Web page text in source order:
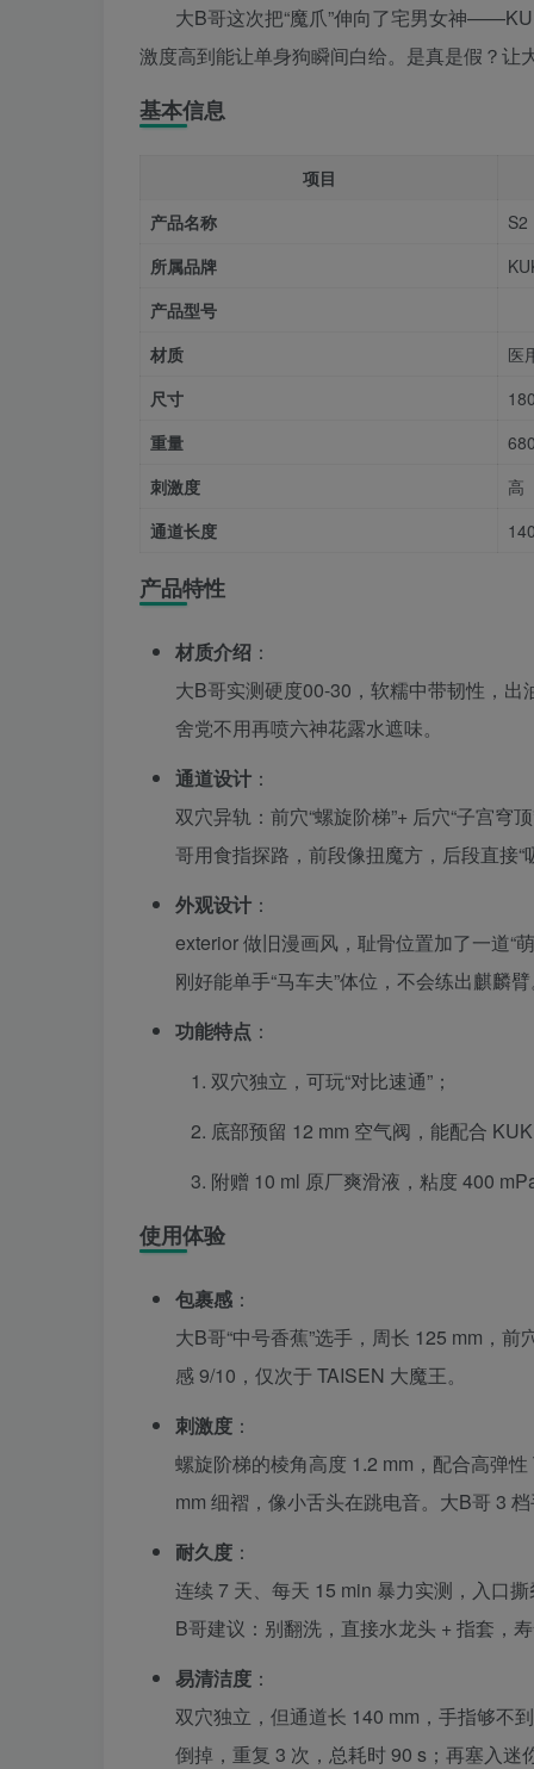
大B哥这次把“魔爪”伸向了宅男女神
激度高到能让单身狗瞬间白给。是真是假？让
基本信息
项目
产品名称
S2
所属品牌
产品型号
材质
医
尺寸
重量
刺激度
高
通道长度
产品特性
材质介绍 ：
大B哥实测硬度00-30，软糯中带韧性，
舍党不用再喷六神花露水遮味。
通道设计 ：
双穴异轨：前穴“螺旋阶梯”+ 后穴“子宫穹
哥用食指探路，前段像扭魔方，后段直接“
外观设计 ：
exterior 做旧漫画风，耻骨位置加了一道“
刚好能单手“马车夫”体位，不会练出麒麟
功能特点 ：
双穴独立，可玩“对比速通”；
底部预留 12 mm 空气阀，能配合
附赠 10 ml 原厂爽滑液，粘度 400
使用体验
包裹感 ：
大B哥“中号香蕉”选手，周长 125 mm，
感 9/10，仅次于 TAISEN 大魔王。
刺激度 ：
螺旋阶梯的棱角高度 1.2 mm，配合高弹
mm 细褶，像小舌头在跳电音。大B哥 3
耐久度 ：
连续 7 天、每天 15 min 暴力实测，入口
B哥建议：别翻洗，直接水龙头 + 指套，
易清洁度 ：
双穴独立，但通道长 140 mm，手指够不
倒掉，重复 3 次，总耗时 90 s；再塞入